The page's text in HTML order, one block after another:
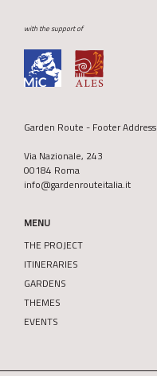
with the support of
Garden Route - Footer Address
Via Nazionale, 243
00184 Roma
info@gardenrouteitalia.it
MENU
THE PROJECT
ITINERARIES
GARDENS
THEMES
EVENTS